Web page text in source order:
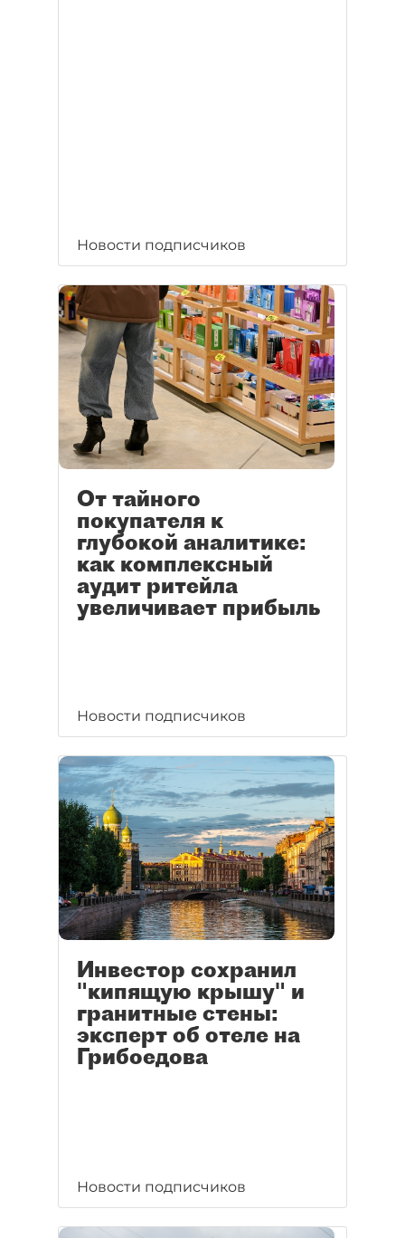
Новости подписчиков
От тайного
покупателя к
глубокой аналитике:
как комплексный
аудит ритейла
увеличивает прибыль
Новости подписчиков
Инвестор сохранил
"кипящую крышу" и
гранитные стены:
эксперт об отеле на
Грибоедова
Новости подписчиков